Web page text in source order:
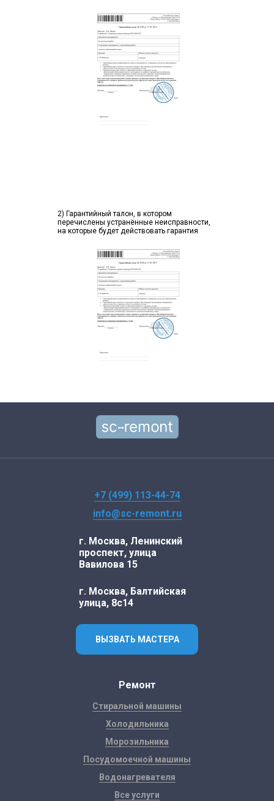
2) Гарантийный талон, в котором
перечислены устранённые неисправности,
на которые будет действовать гарантия
+7 (499) 113-44-74
info@sc-remont.ru
г. Москва, Ленинский
проспект, улица
Вавилова 15
г. Москва, Балтийская
улица, 8с14
ВЫЗВАТЬ МАСТЕРА
Ремонт
Стиральной машины
Холодильника
Морозильника
Посудомоечной машины
Водонагревателя
Все услуги